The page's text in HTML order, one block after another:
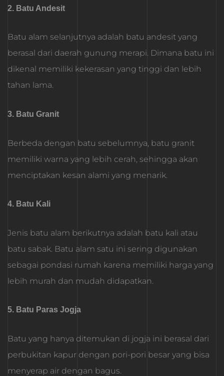
2. Batu Andesit
Batu alam selanjutnya adalah batu andesit yang
berasal dari daerah gunung merapi. Dimana batu ini
dikenal memiliki kekerasan yang tinggi dan lebih
tahan lama.
3. Batu Granit
Berbeda dengan batu sebelumnya, batu granit
memiliki warna yang lebih cerah, sehingga akan
menciptakan kesan alami yang menarik.
4. Batu Kali
Jenis batu alam berikutnya adalah batu kali atau
batu sabak. Batu alam satu ini sering digunakan
sebagai pondasi rumah karena memiliki harga yang
lebih murah dan mudah didapatkan.
5. Batu Paras Jogja
Batu yang hanya ditemukan di jogja ini berasal dari
perbukitan kapur dengan pori-pori besar yang bisa
menyerap air dengan bagus.